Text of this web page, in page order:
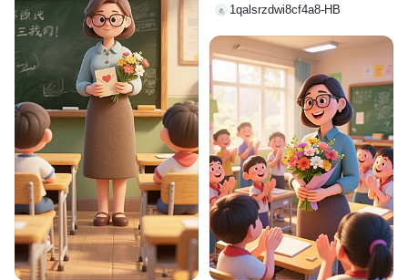
1qalsrzdwi8cf4a8-HB